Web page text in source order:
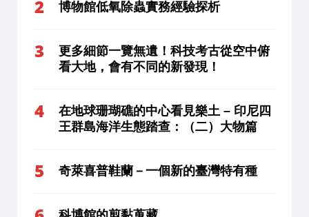
博物館低氧除蟲實務經驗探析
更多細節一覽無遺！科技考古從空中俯
看大地，會有不同的新發現！
在地球珊瑚礁的中心看見樂土 – 印尼四
王群島海洋生態踏查：（二）大物篇
奇萊喜普鞋蘭－一個新的臺灣特有種